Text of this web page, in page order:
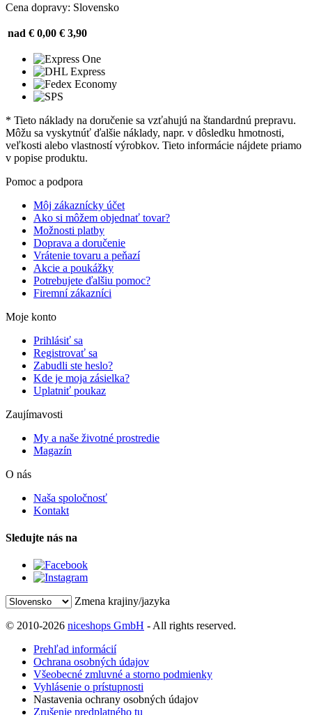
Cena dopravy: Slovensko
nad € 0,00 € 3,90
* Tieto náklady na doručenie sa vzťahujú na štandardnú prepravu.
Môžu sa vyskytnúť ďalšie náklady, napr. v dôsledku hmotnosti,
veľkosti alebo vlastností výrobkov. Tieto informácie nájdete priamo
v popise produktu.
Pomoc a podpora
Môj zákaznícky účet
Ako si môžem objednať tovar?
Možnosti platby
Doprava a doručenie
Vrátenie tovaru a peňazí
Akcie a poukážky
Potrebujete ďalšiu pomoc?
Firemní zákazníci
Moje konto
Prihlásiť sa
Registrovať sa
Zabudli ste heslo?
Kde je moja zásielka?
Uplatniť poukaz
Zaujímavosti
My a naše životné prostredie
Magazín
O nás
Naša spoločnosť
Kontakt
Sledujte nás na
Zmena krajiny/jazyka
© 2010-2026 niceshops GmbH - All rights reserved.
Prehľad informácií
Ochrana osobných údajov
Všeobecné zmluvné a storno podmienky
Vyhlásenie o prístupnosti
Nastavenia ochrany osobných údajov
Zrušenie predplatného tu